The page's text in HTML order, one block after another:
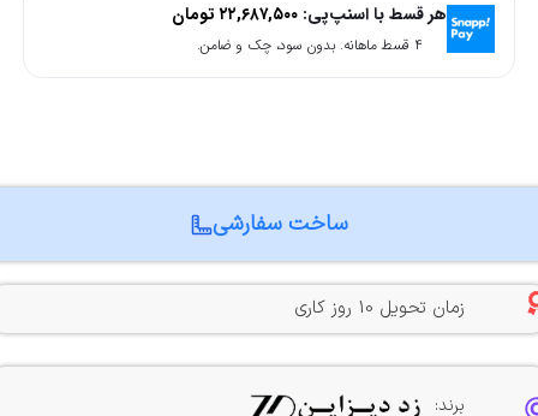
هر قسط با اسنپ‌پی: ۲۲,۶۸۷,۵۰۰ تومان
۴ قسط ماهانه. بدون سود، چک و ضامن.
ساخت سفارشی
زمان تحویل 10 روز کاری
برند: